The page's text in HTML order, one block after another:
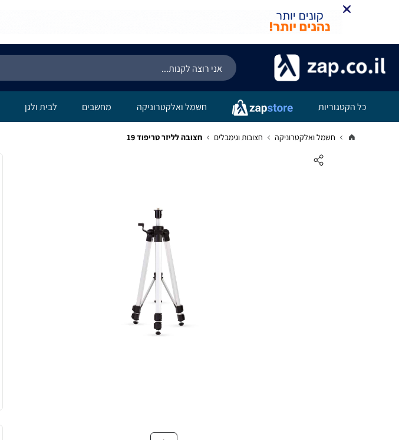
כל הקטגוריות חשמל ואלקטרוניקה מחשבים לבית ולגן
חשמל ואלקטרוניקה חצובות וגימבלים חצובה לליזר טריפוד 19